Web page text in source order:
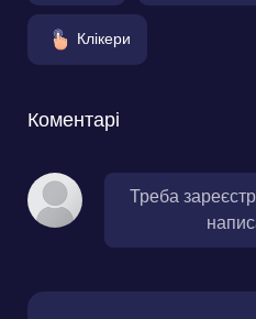
Клікери
Коментарі
Треба